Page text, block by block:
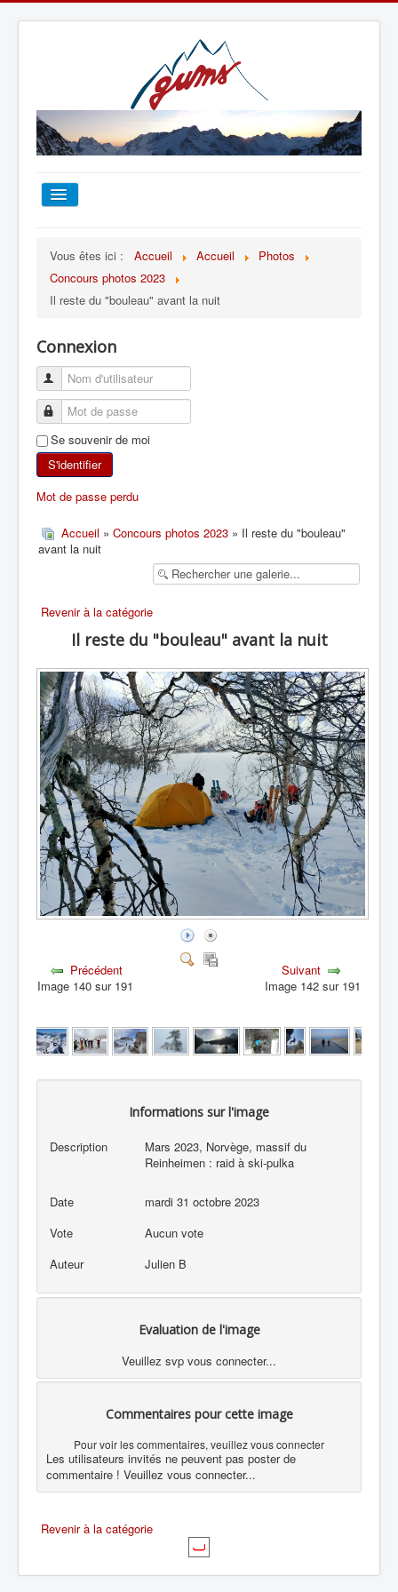
TOUT SUR LE GUMS
ALPINISME
SKI DE RANDONNÉE
RANDONNÉE PÉDESTRE
RANDONNÉE SPORTIVE
Vous êtes ici : Accueil Accueil
Photos
Concours photos 2023
Il reste du "bouleau" avant la nuit
Connexion
Se souvenir de moi
S'identifier
Mot de passe perdu
Accueil » Concours photos 2023 » Il reste du "bouleau"
avant la nuit
Revenir à la catégorie
Il reste du "bouleau" avant la nuit
Précédent
Image 140 sur 191
Suivant
Image 142 sur 191
Informations sur l'image
Description
Mars 2023, Norvège, massif du
Reinheimen : raid à ski-pulka
Date
mardi 31 octobre 2023
Vote
Aucun vote
Auteur
Julien B
Evaluation de l'image
Veuillez svp vous connecter...
Commentaires pour cette image
Pour voir les commentaires, veuillez vous connecter
Les utilisateurs invités ne peuvent pas poster de
commentaire ! Veuillez vous connecter...
Revenir à la catégorie